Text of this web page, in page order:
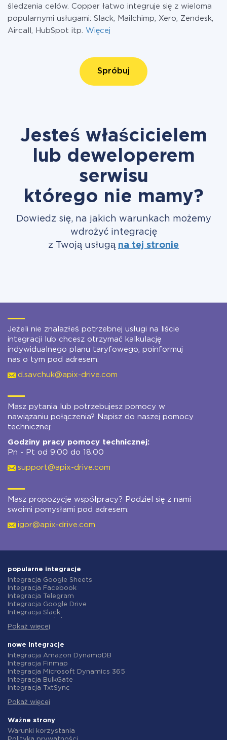
śledzenia celów. Copper łatwo integruje się z wieloma
popularnymi usługami: Slack, Mailchimp, Xero, Zendesk,
Aircall, HubSpot itp. Więcej
Spróbuj
Jesteś właścicielem
lub deweloperem
serwisu
którego nie mamy?
Dowiedz się, na jakich warunkach możemy
wdrożyć integrację
z Twoją usługą na tej stronie
Jeżeli nie znalazłeś potrzebnej usługi na liście
integracji lub chcesz otrzymać kalkulację
indywidualnego planu taryfowego, poinformuj
nas o tym pod adresem:
d.savchuk@apix-drive.com
Masz pytania lub potrzebujesz pomocy w
nawiązaniu połączenia? Napisz do naszej pomocy
technicznej:
Godziny pracy pomocy technicznej:
Pn - Pt od 9:00 do 18:00
support@apix-drive.com
Masz propozycje współpracy? Podziel się z nami
swoimi pomysłami pod adresem:
igor@apix-drive.com
popularne integracje
Integracja Google Sheets
Integracja Facebook
Integracja Telegram
Integracja Google Drive
Integracja Slack
Integracja Gmail
Integracja ClickUp
Integracja Airtable
Integracja Google Contacts
Integracja OpenAI (ChatGPT)
Integracja Instagram
Integracja ActiveCampaign
Integracja Salesforce CRM
Integracja Notion
Integracja AWeber
Pokaż więcej
nowe integracje
Integracja Amazon DynamoDB
Integracja Finmap
Integracja Microsoft Dynamics 365
Integracja BulkGate
Integracja TxtSync
Integracja Corezoid
Integracja Instasent
Integracja AtomPark
Integracja TXTImpact
Pokaż więcej
Ważne strony
Warunki korzystania